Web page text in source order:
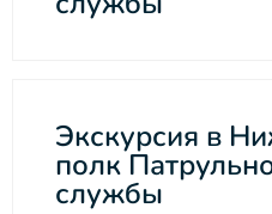
Экскурсия в
полк
службы